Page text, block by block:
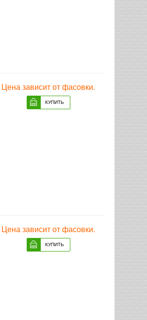
Цена зависит от фасовки.
Цена зависит от фасовки.